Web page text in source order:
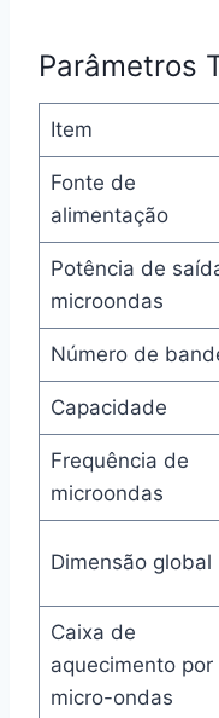
Parâmetros
Item
Fonte de
alimentação
Potência de
microondas
Número de
Capacidade
Frequência de
microondas
Dimensão global
Caixa de
aquecimento por
micro-ondas